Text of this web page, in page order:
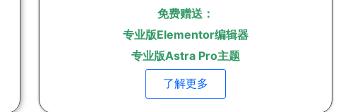
免费赠送：
专业版Elementor编辑器
专业版Astra Pro主题
了解更多